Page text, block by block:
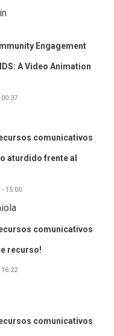
Engagement
A Video Animation
comunicativos
aturdido frente al
15:00
comunicativos
recurso!
comunicativos